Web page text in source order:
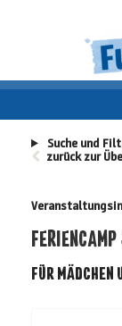
Suche und
zurück zur
FÜR MÄDCHEN